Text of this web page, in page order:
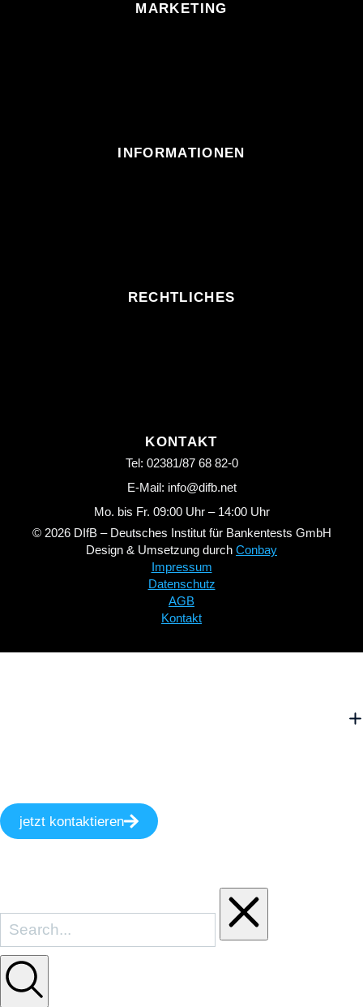
MARKETING
INFORMATIONEN
RECHTLICHES
KONTAKT
Tel: 02381/87 68 82-0
E-Mail: info@difb.net
Mo. bis Fr. 09:00 Uhr – 14:00 Uhr
© 2026 DIfB – Deutsches Institut für Bankentests GmbH
Design & Umsetzung durch Conbay
Impressum
Datenschutz
AGB
Kontakt
jetzt kontaktieren